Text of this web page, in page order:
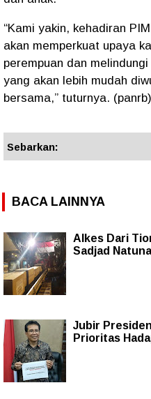
“Kami yakin, kehadiran
akan memperkuat upaya
perempuan dan
yang akan lebih mudah
bersama,” tuturnya. (panrb)
Sebarkan:
BACA LAINNYA
Alkes Dari
Sadjad Natuna
Jubir
Prioritas